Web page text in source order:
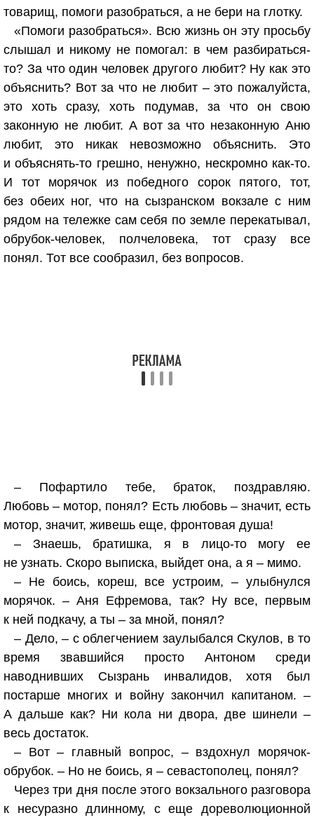
товарищ, помоги разобраться, а не бери на глотку.
«Помоги разобраться». Всю жизнь он эту просьбу
слышал и никому не помогал: в чем разбираться-
то? За что один человек другого любит? Ну как это
объяснить? Вот за что не любит – это пожалуйста,
это хоть сразу, хоть подумав, за что он свою
законную не любит. А вот за что незаконную Аню
любит, это никак невозможно объяснить. Это
и объяснять-то грешно, ненужно, нескромно как-то.
И тот морячок из победного сорок пятого, тот,
без обеих ног, что на сызранском вокзале с ним
рядом на тележке сам себя по земле перекатывал,
обрубок-человек, полчеловека, тот сразу все
понял. Тот все сообразил, без вопросов.
– Пофартило тебе, браток, поздравляю.
Любовь – мотор, понял? Есть любовь – значит, есть
мотор, значит, живешь еще, фронтовая душа!
– Знаешь, братишка, я в лицо-то могу ее
не узнать. Скоро выписка, выйдет она, а я – мимо.
– Не боись, кореш, все устроим, – улыбнулся
морячок. – Аня Ефремова, так? Ну все, первым
к ней подкачу, а ты – за мной, понял?
– Дело, – с облегчением заулыбался Скулов, в то
время звавшийся просто Антоном среди
наводнивших Сызрань инвалидов, хотя был
постарше многих и войну закончил капитаном. –
А дальше как? Ни кола ни двора, две шинели –
весь достаток.
– Вот – главный вопрос, – вздохнул морячок-
обрубок. – Но не боись, я – севастополец, понял?
Через три дня после этого вокзального разговора
к несуразно длинному, с еще дореволюционной